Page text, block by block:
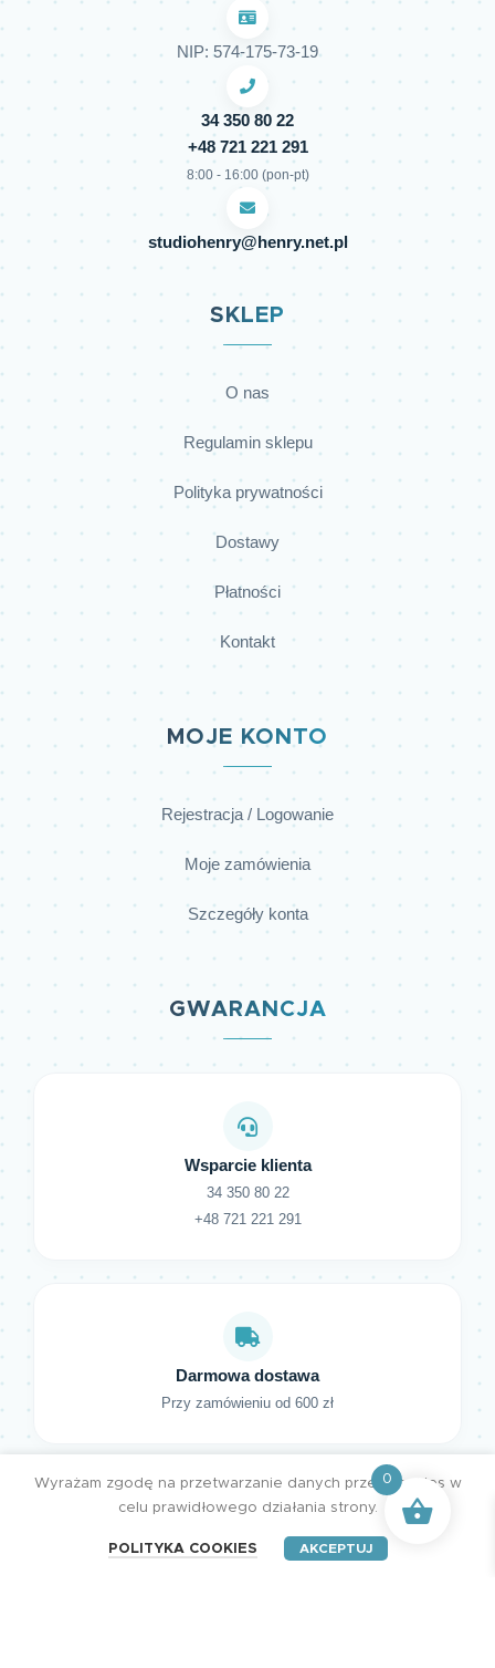
NIP: 574-175-73-19
34 350 80 22
+48 721 221 291
8:00 - 16:00 (pon-pt)
studiohenry@henry.net.pl
SKLEP
O nas
Regulamin sklepu
Polityka prywatności
Dostawy
Płatności
Kontakt
MOJE KONTO
Rejestracja / Logowanie
Moje zamówienia
Szczegóły konta
GWARANCJA
Wsparcie klienta
34 350 80 22
+48 721 221 291
Darmowa dostawa
Przy zamówieniu od 600 zł
Wyrażam zgodę na przetwarzanie danych przez cookies w
celu prawidłowego działania strony.
POLITYKA COOKIES AKCEPTUJ
0